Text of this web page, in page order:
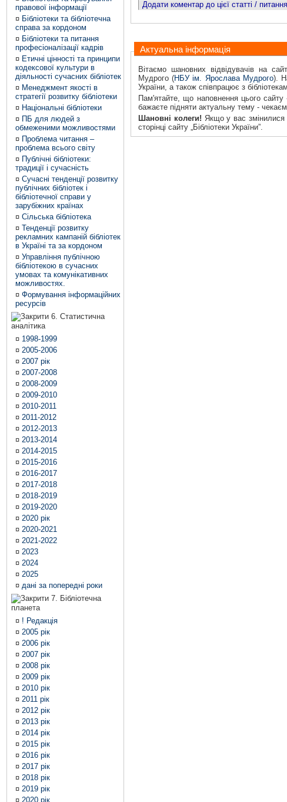
правової інформації
¤ Бібліотеки та бібліотечна
справа за кордоном
¤ Бібліотеки та питання
професіоналізації кадрів
¤ Етичні цінності та принципи
кодексової культури в
діяльності сучасних бібліотек
¤ Менеджмент якості в
стратегії розвитку бібліотеки
¤ Національні бібліотеки
¤ ПБ для людей з
обмеженими можливостями
¤ Проблема читання –
проблема всього світу
¤ Публічні бібліотеки:
традиції і сучасність
¤ Сучасні тенденції розвитку
публічних бібліотек і
бібліотечної справи у
зарубіжних країнах
¤ Сільська бібліотека
¤ Тенденції розвитку
рекламних кампаній бібліотек
в Україні та за кордоном
¤ Управління публічною
бібліотекою в сучасних
умовах та комунікативних
можливостях.
¤ Формування інформаційних
ресурсів
6. Статистична
аналітика
¤ 1998-1999
¤ 2005-2006
¤ 2007 рік
¤ 2007-2008
¤ 2008-2009
¤ 2009-2010
¤ 2010-2011
¤ 2011-2012
¤ 2012-2013
¤ 2013-2014
¤ 2014-2015
¤ 2015-2016
¤ 2016-2017
¤ 2017-2018
¤ 2018-2019
¤ 2019-2020
¤ 2020 рік
¤ 2020-2021
¤ 2021-2022
¤ 2023
¤ 2024
¤ 2025
¤ дані за попередні роки
7. Бібліотечна
планета
¤ ! Редакція
¤ 2005 рік
¤ 2006 рік
¤ 2007 рік
¤ 2008 рік
¤ 2009 рік
¤ 2010 рік
¤ 2011 рік
¤ 2012 рік
¤ 2013 рік
¤ 2014 рік
¤ 2015 рік
¤ 2016 рік
¤ 2017 рік
¤ 2018 рік
¤ 2019 рік
¤ 2020 рік
Додати коментар до цієї статті /
Актуальна інформація
Вітаємо шановних відвідувачів на
Мудрого (НБУ ім. Ярослава Мудрого).
України, а також співпрацює з
Пам'ятайте, що наповнення цього
бажаєте підняти актуальну тему -
Шановні колеги! Якщо у вас змінилися
сторінці сайту „Бібліотеки України”.